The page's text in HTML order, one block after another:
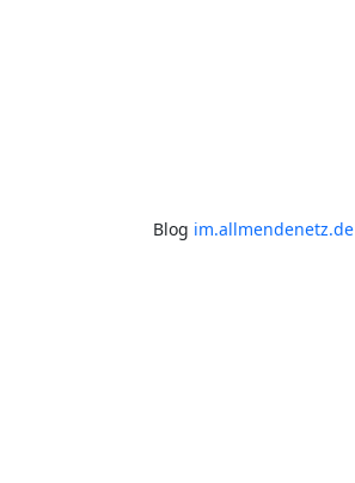
Blog im.allmendenetz.de